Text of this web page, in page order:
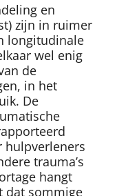
en
zijn in ruimer
longitudinale
wel enig
de
in het
De
hulpverleners
trauma’s
hangt
dat sommige